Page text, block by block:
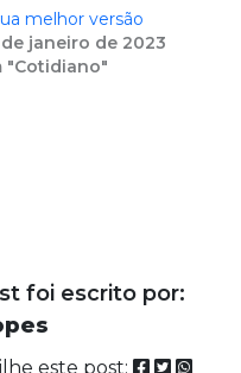
melhor versão
janeiro de 2023
"Cotidiano"
foi escrito por:
este post: